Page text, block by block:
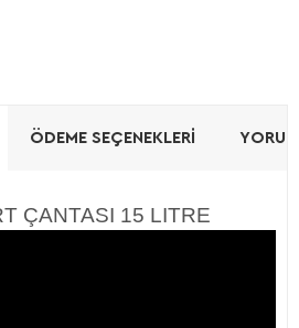
ÖDEME SEÇENEKLERI
ÇANTASI 15 LITRE